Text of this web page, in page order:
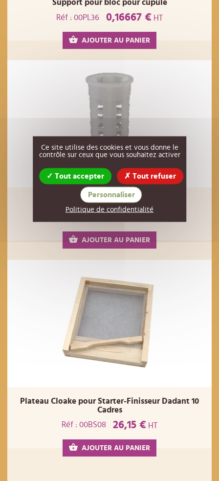
Support pour bloc pour cupule
Réf : 00PL36
0,16667 € HT
AJOUTER AU PANIER
Cage à reine Spéciale couveuse
0,20 €
AJOUTER AU PANIER
Plateau Cloake pour Starter-Finisseur Dadant 10
Cadres
Réf : 00BS08
26,15 € HT
AJOUTER AU PANIER
Ce site utilise des cookies et vous donne le
contrôle sur ceux que vous souhaitez activer
Tout accepter Tout refuser
Personnaliser
Politique de confidentialité